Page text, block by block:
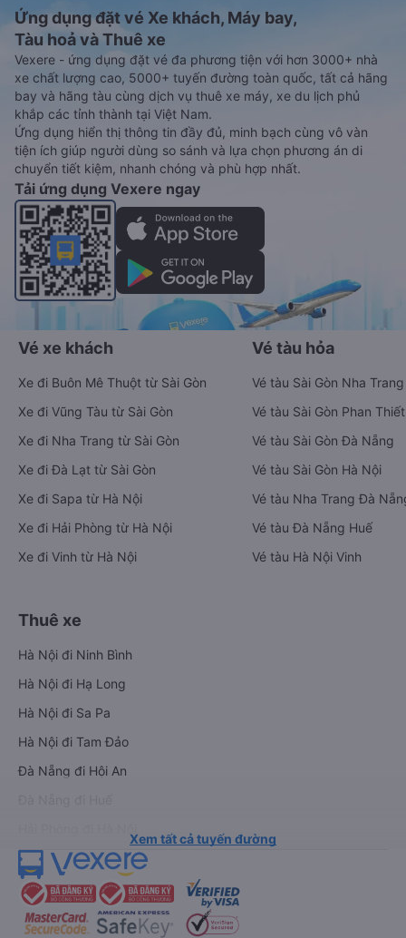
Ứng dụng đặt vé Xe khách, Máy bay,
Tàu hoả và Thuê xe
Vexere - ứng dụng đặt vé đa phương tiện với hơn 3000+ nhà
xe chất lượng cao, 5000+ tuyến đường toàn quốc, tất cả hãng
bay và hãng tàu cùng dịch vụ thuê xe máy, xe du lịch phủ
khắp các tỉnh thành tại Việt Nam.
Ứng dụng hiển thị thông tin đầy đủ, minh bạch cùng vô vàn
tiện ích giúp người dùng so sánh và lựa chọn phương án di
chuyển tiết kiệm, nhanh chóng và phù hợp nhất.
Tải ứng dụng Vexere ngay
Vé xe khách
Xe đi Buôn Mê Thuột từ Sài Gòn
Xe đi Vũng Tàu từ Sài Gòn
Xe đi Nha Trang từ Sài Gòn
Xe đi Đà Lạt từ Sài Gòn
Xe đi Sapa từ Hà Nội
Xe đi Hải Phòng từ Hà Nội
Xe đi Vinh từ Hà Nội
Vé tàu hỏa
Vé tàu Sài Gòn Nha Trang
Vé tàu Sài Gòn Phan Thiết
Vé tàu Sài Gòn Đà Nẵng
Vé tàu Sài Gòn Hà Nội
Vé tàu Nha Trang Đà
Vé tàu Đà Nẵng Huế
Vé tàu Hà Nội Vinh
Thuê xe
Hà Nội đi Ninh Bình
Hà Nội đi Hạ Long
Hà Nội đi Sa Pa
Hà Nội đi Tam Đảo
Đà Nẵng đi Hội An
Xem tất cả tuyến đường